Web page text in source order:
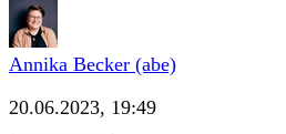
Annika Becker (abe)
20.06.2023, 19:49